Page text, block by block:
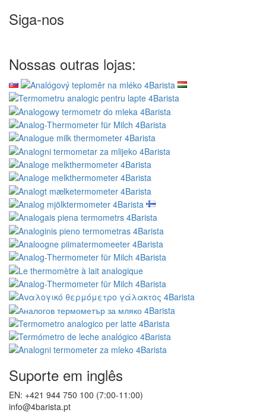
Siga-nos
Nossas outras lojas:
Suporte em inglês
EN: +421 944 750 100 (7:00-11:00)
info@4barista.pt